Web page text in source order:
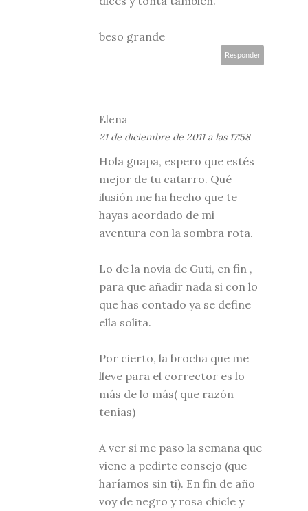
beso grande
Responder
Elena
21 de diciembre de 2011 a las 17:58
Hola guapa, espero que estés
mejor de tu catarro. Qué
ilusión me ha hecho que te
hayas acordado de mi
aventura con la sombra rota.
Lo de la novia de Guti, en fin ,
para que añadir nada si con lo
que has contado ya se define
ella solita.
Por cierto, la brocha que me
lleve para el corrector es lo
más de lo más( que razón
tenías)
A ver si me paso la semana que
viene a pedirte consejo (que
haríamos sin ti). En fin de año
voy de negro y rosa chicle y